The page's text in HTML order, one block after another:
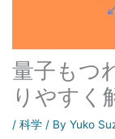
量子もつ
りやすく
/ 科学 / By Yuko